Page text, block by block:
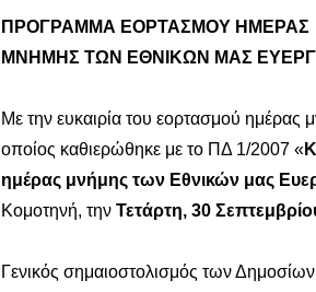
ΠΡΟΓΡΑΜΜΑ ΕΟΡΤΑΣΜΟΥ ΗΜΕΡΑΣ
ΜΝΗΜΗΣ ΤΩΝ ΕΘΝΙΚΩΝ ΜΑΣ
Με την ευκαιρία του εορτασμού
οποίος καθιερώθηκε με το ΠΔ 1/2007 «
ημέρας μνήμης των Εθνικών μας
Κομοτηνή, την Τετάρτη, 30
Γενικός σημαιοστολισμός των